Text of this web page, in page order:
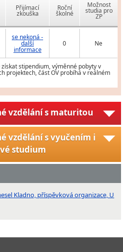
Přijímací
zkouška
Roční
školné
Možnost
studia pro
ZP
se nekoná -
další
informace
0 Ne
stipendium, výměnné pobyty v
projektech, část OV probíhá v reálném
vzdělání s maturitou
vzdělání s vyučením i
studium
Kladno, příspěvková organizace, U